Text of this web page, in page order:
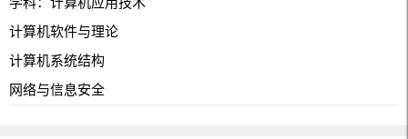
计算机软件与理论
计算机系统结构
网络与信息安全